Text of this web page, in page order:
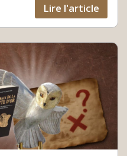
Lire l'article